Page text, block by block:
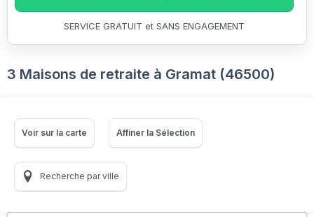
SERVICE GRATUIT et SANS ENGAGEMENT
3 Maisons de retraite à Gramat (46500)
Voir sur la carte Affiner la Sélection
Recherche par ville